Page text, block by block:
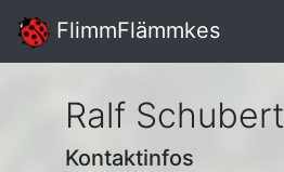
FlimmFlämmkes
Ralf Schubert
Kontaktinfos